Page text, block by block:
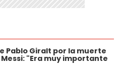
Pablo Giralt por la muerte
"Era muy importante